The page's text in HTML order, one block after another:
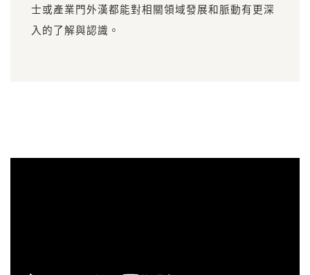
士或產業門外漢都能對相關領域發展和脈動有更深
入的了解與認識。